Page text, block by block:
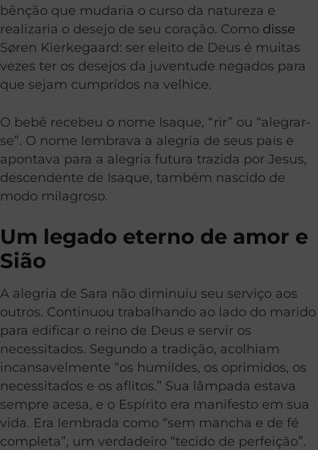
bênção que mudaria o curso da natureza e
realizaria o desejo de seu coração. Como disse
Søren Kierkegaard: ser eleito de Deus é muitas
vezes ter os desejos da juventude negados para
que sejam cumpridos na velhice.
O bebê recebeu o nome Isaque, “rir” ou “alegrar-
se”. O nome lembrava a alegria de seus pais e
apontava para a alegria futura trazida por Jesus,
descendente de Isaque, também nascido de
modo milagroso.
Um legado eterno de amor e
Sião
A alegria de Sara não diminuiu seu serviço aos
outros. Continuou trabalhando ao lado do marido
para edificar o reino de Deus e servir os
necessitados. Segundo a tradição, acolhiam
incansavelmente “os humildes, os oprimidos, os
necessitados e os aflitos.” Sua lâmpada estava
sempre acesa, e o Espírito era manifesto em sua
vida. Era lembrada como “sem mancha e de fé
completa”, um verdadeiro “tecido de perfeição”.